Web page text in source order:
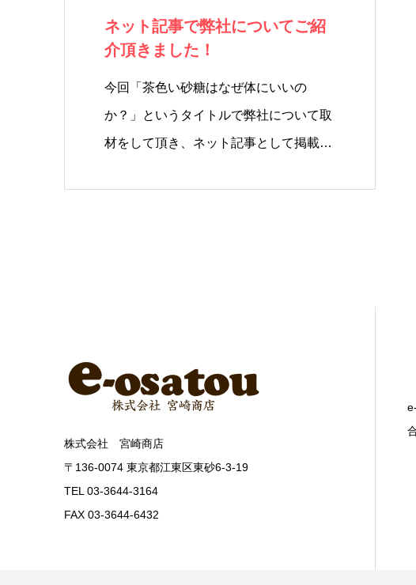
ネット記事で弊社についてご紹
介頂きました！
今回「茶色い砂糖はなぜ体にいいの
か？」というタイトルで弊社について取
材をして頂き、ネット記事として掲載頂
株式会社 宮崎商店
〒136-0074 東京都江東区東砂6-3-19
TEL 03-3644-3164
FAX 03-3644-6432